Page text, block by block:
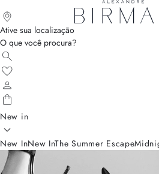
Ative sua localização
O que você procura?
New in
New InNew InThe Summer Escape